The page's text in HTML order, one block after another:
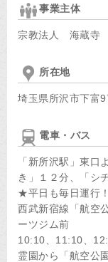
事業主体
宗教法人 海蔵寺
所在地
埼玉県所沢市下富
電車・バス
「新所沢駅」東口
き」１２分、「シ
★平日も毎日運行
西武新宿線「航空
ーツジム前
10:10、11:10、
霊園から「航空公